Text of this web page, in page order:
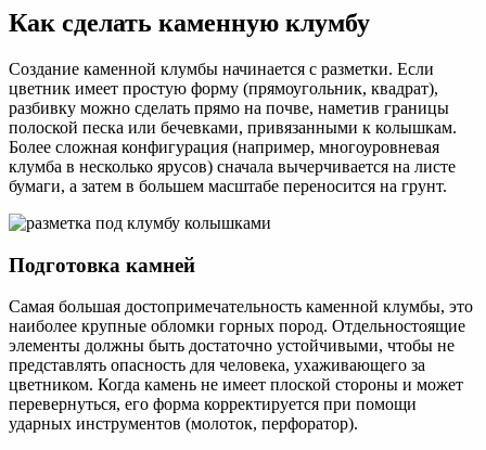
Как сделать каменную клумбу
Создание каменной клумбы начинается с разметки. Если
цветник имеет простую форму (прямоугольник, квадрат),
разбивку можно сделать прямо на почве, наметив границы
полоской песка или бечевками, привязанными к колышкам.
Более сложная конфигурация (например, многоуровневая
клумба в несколько ярусов) сначала вычерчивается на листе
бумаги, а затем в большем масштабе переносится на грунт.
Подготовка камней
Самая большая достопримечательность каменной клумбы, это
наиболее крупные обломки горных пород. Отдельностоящие
элементы должны быть достаточно устойчивыми, чтобы не
представлять опасность для человека, ухаживающего за
цветником. Когда камень не имеет плоской стороны и может
перевернуться, его форма корректируется при помощи
ударных инструментов (молоток, перфоратор).